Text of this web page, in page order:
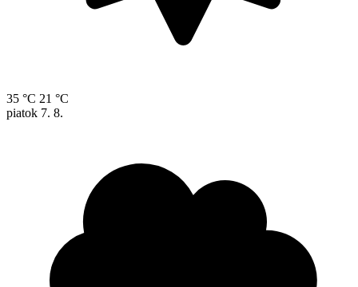
35 °C 21 °C
piatok 7. 8.